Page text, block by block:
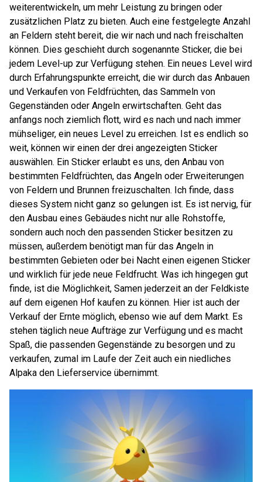
weiterentwickeln, um mehr Leistung zu bringen oder
zusätzlichen Platz zu bieten. Auch eine festgelegte Anzahl
an Feldern steht bereit, die wir nach und nach freischalten
können. Dies geschieht durch sogenannte Sticker, die bei
jedem Level-up zur Verfügung stehen. Ein neues Level wird
durch Erfahrungspunkte erreicht, die wir durch das Anbauen
und Verkaufen von Feldfrüchten, das Sammeln von
Gegenständen oder Angeln erwirtschaften. Geht das
anfangs noch ziemlich flott, wird es nach und nach immer
mühseliger, ein neues Level zu erreichen. Ist es endlich so
weit, können wir einen der drei angezeigten Sticker
auswählen. Ein Sticker erlaubt es uns, den Anbau von
bestimmten Feldfrüchten, das Angeln oder Erweiterungen
von Feldern und Brunnen freizuschalten. Ich finde, dass
dieses System nicht ganz so gelungen ist. Es ist nervig, für
den Ausbau eines Gebäudes nicht nur alle Rohstoffe,
sondern auch noch den passenden Sticker besitzen zu
müssen, außerdem benötigt man für das Angeln in
bestimmten Gebieten oder bei Nacht einen eigenen Sticker
und wirklich für jede neue Feldfrucht. Was ich hingegen gut
finde, ist die Möglichkeit, Samen jederzeit an der Feldkiste
auf dem eigenen Hof kaufen zu können. Hier ist auch der
Verkauf der Ernte möglich, ebenso wie auf dem Markt. Es
stehen täglich neue Aufträge zur Verfügung und es macht
Spaß, die passenden Gegenstände zu besorgen und zu
verkaufen, zumal im Laufe der Zeit auch ein niedliches
Alpaka den Lieferservice übernimmt.